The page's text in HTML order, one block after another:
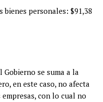
bienes personales: $91,38
se suma a la
en este caso, no afecta
con lo cual no